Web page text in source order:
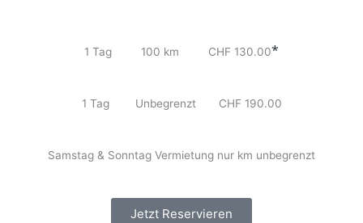
1 Tag 100 km CHF 130.00*
1 Tag Unbegrenzt CHF 190.00
Samstag & Sonntag Vermietung nur km unbegrenzt
Jetzt Reservieren